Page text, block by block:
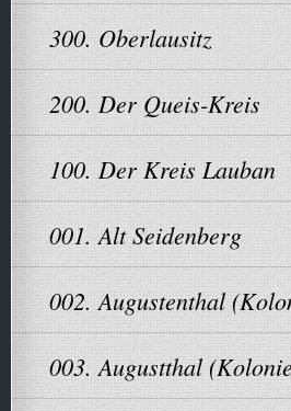
300. Oberlausitz
200. Der Queis-Kreis
100. Der Kreis Lauban
001. Alt Seidenberg
002. Augustenthal
003. Augustthal